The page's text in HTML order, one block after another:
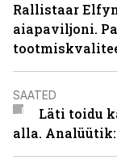
Rallistaar
aiapaviljoni.
SAATED
Läti toidu
alla.